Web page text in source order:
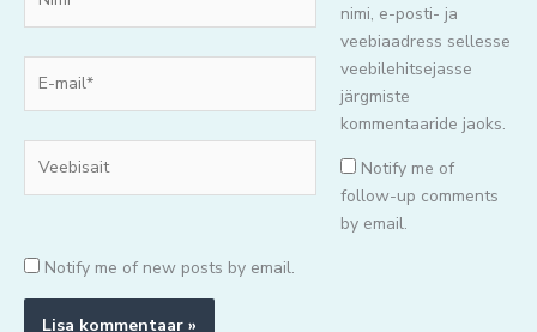
mail*
nimi, e-posti- ja
veebiaadress sellesse
veebilehitsejasse
järgmiste
kommentaaride jaoks.
Notify me of
follow-up comments
by email.
Notify me of new posts by email.